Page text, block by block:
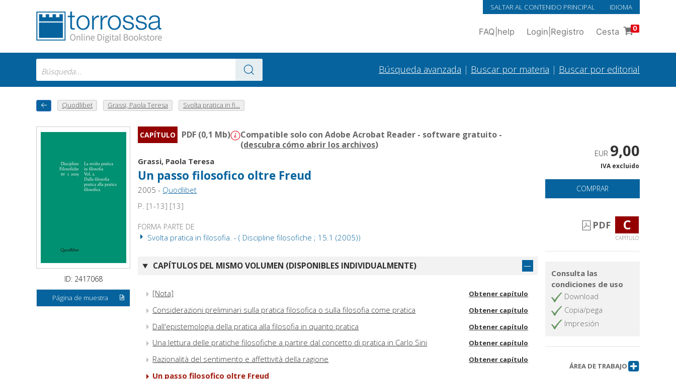
SALTAR AL CONTENIDO PRINCIPAL IDIOMA
FAQ help Login Registro Cesta 0
Búsqueda avanzada | Buscar por materia | Buscar por editorial
Quodlibet Grassi, Paola Teresa Svolta pratica in fi...
ID: 2417068
Página de muestra
CAPÍTULO PDF (0,1 Mb)
Compatible solo con Adobe Acrobat Reader - software gratuito -
(descubra cómo abrir los archivos)
Grassi, Paola Teresa
Un passo filosofico oltre Freud
2005 - Quodlibet
P. [1-13] [13]
FORMA PARTE DE
Svolta pratica in filosofia. - ( Discipline filosofiche ; 15.1 (2005))
CAPÍTULOS DEL MISMO VOLUMEN (DISPONIBLES INDIVIDUALMENTE)
[Nota] Obtener capítulo
Considerazioni preliminari sulla pratica filosofica o sulla filosofia come pratica Obtener capítulo
Dall'epistemologia della pratica alla filosofia in quanto pratica Obtener capítulo
Una lettura delle pratiche filosofiche a partire dal concetto di pratica in Carlo Sini Obtener capítulo
Razionalità del sentimento e affettività della ragione Obtener capítulo
Un passo filosofico oltre Freud
EUR 9,00
IVA excluido
COMPRAR
PDF C
CAPÍTULO
Consulta las
condiciones de uso
Download
Copia/pega
Impresión
ÁREA DE TRABAJO